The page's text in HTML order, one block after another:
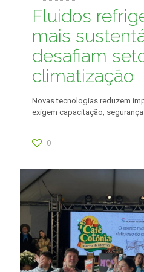
Fluidos
mais
desafiam
climatização
Novas tecnologias reduzem
exigem capacitação,
0